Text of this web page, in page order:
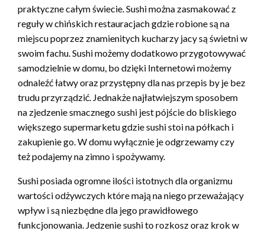
praktyczne całym świecie. Sushi można zasmakować z
reguły w chińskich restauracjach gdzie robione są na
miejscu poprzez znamienitych kucharzy jacy są świetni w
swoim fachu. Sushi możemy dodatkowo przygotowywać
samodzielnie w domu, bo dzięki Internetowi możemy
odnaleźć łatwy oraz przystępny dla nas przepis by je bez
trudu przyrządzić. Jednakże najłatwiejszym sposobem
na zjedzenie smacznego sushi jest pójście do bliskiego
większego supermarketu gdzie sushi stoi na półkach i
zakupienie go. W domu wyłącznie je odgrzewamy czy
też podajemy na zimno i spożywamy.
Sushi posiada ogromne ilości istotnych dla organizmu
wartości odżywczych które mają na niego przeważający
wpływ i są niezbędne dla jego prawidłowego
funkcjonowania. Jedzenie sushi to rozkosz oraz krok w